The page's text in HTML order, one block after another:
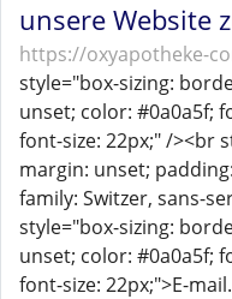
unsere Website
https://oxyapotheke-
style="box-sizing:
unset; color: #0a0a5f;
font-size: 22px;" /><br
margin: unset;
family: Switzer, sans-
style="box-sizing:
unset; color: #0a0a5f;
font-size: 22px;">E-